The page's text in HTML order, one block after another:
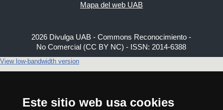
Este sitio web usa cookies
Mapa del web UAB
2026 Divulga UAB - Commons Reconocimiento -
No Comercial (CC BY NC) - ISSN: 2014-6388
View low-bandwidth version